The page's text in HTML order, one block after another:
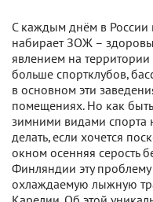
С каждым днём в России
набирает ЗОЖ –
явлением на
больше спортклубов,
в основном эти
помещениях. Но как
зимними видами спорта
делать, если хочется
окном осенняя серость
Финляндии эту
охлаждаемую лыжную